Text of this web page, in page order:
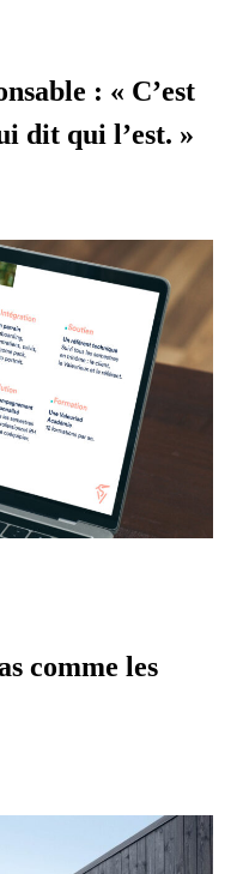
: « C’est
dit qui l’est. »
comme les